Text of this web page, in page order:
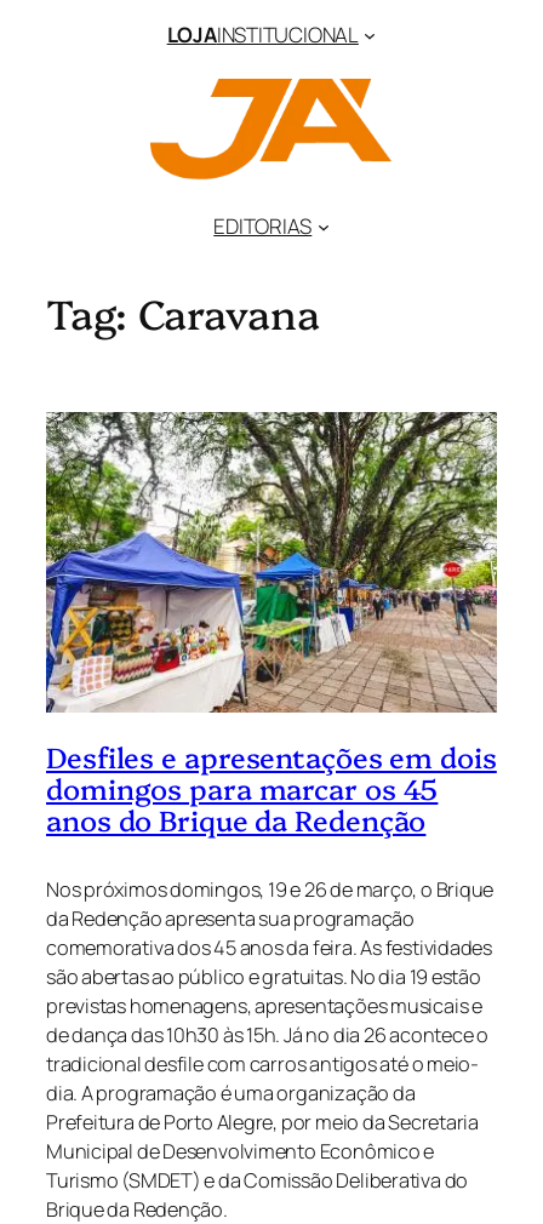
LOJAINSTITUCIONAL
EDITORIAS
Tag: Caravana
Desfiles e apresentações em dois
domingos para marcar os 45
anos do Brique da Redenção
Nos próximos domingos, 19 e 26 de março, o Brique
da Redenção apresenta sua programação
comemorativa dos 45 anos da feira. As festividades
são abertas ao público e gratuitas. No dia 19 estão
previstas homenagens, apresentações musicais e
de dança das 10h30 às 15h. Já no dia 26 acontece o
tradicional desfile com carros antigos até o meio-
dia. A programação é uma organização da
Prefeitura de Porto Alegre, por meio da Secretaria
Municipal de Desenvolvimento Econômico e
Turismo (SMDET) e da Comissão Deliberativa do
Brique da Redenção.